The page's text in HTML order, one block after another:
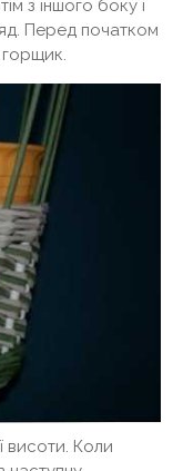
з іншого боку і
Перед початком
горщик.
висоти. Коли